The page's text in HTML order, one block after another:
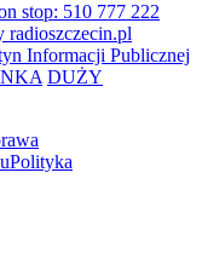
stop: 510 777 222
radioszczecin.pl
Informacji Publicznej
DUŻY
Polityka